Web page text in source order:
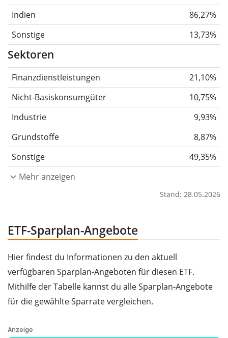
Indien
86,27%
Sonstige
13,73%
Sektoren
Finanzdienstleistungen
21,10%
Nicht-Basiskonsumgüter
10,75%
Industrie
9,93%
Grundstoffe
8,87%
Sonstige
49,35%
Mehr anzeigen
Stand: 28.05.2026
ETF-Sparplan-Angebote
Hier findest du Informationen zu den aktuell
verfügbaren Sparplan-Angeboten für diesen ETF.
Mithilfe der Tabelle kannst du alle Sparplan-Angebote
für die gewählte Sparrate vergleichen.